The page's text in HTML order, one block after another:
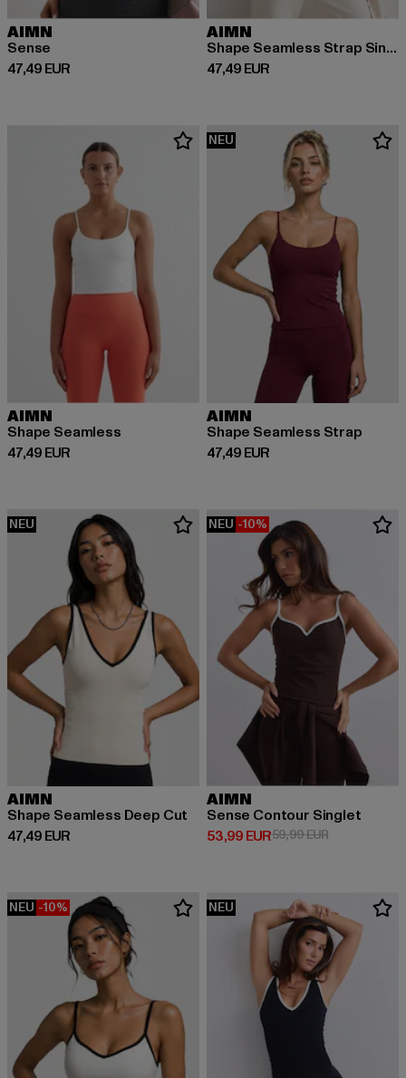
AIMN
Sense
47,49 EUR
Derzeitiger Preis: 47,49 EUR
AIMN
Shape Seamless Strap Singlet
47,49 EUR
Derzeitiger Preis: 47,49 EUR
AIMN
Shape Seamless
47,49 EUR
Derzeitiger Preis: 47,49 EUR
NEU
AIMN
Shape Seamless Strap
47,49 EUR
Derzeitiger Preis: 47,49 EUR
NEU
AIMN
Shape Seamless Deep Cut
47,49 EUR
Derzeitiger Preis: 47,49 EUR
NEU -10%
AIMN
Sense Contour Singlet
53,99 EUR
Derzeitiger Preis: 53,99 EUR
59,99 EURAktionspreis:
NEU -10% NEU